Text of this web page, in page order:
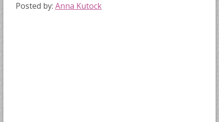
Posted by: Anna Kutock